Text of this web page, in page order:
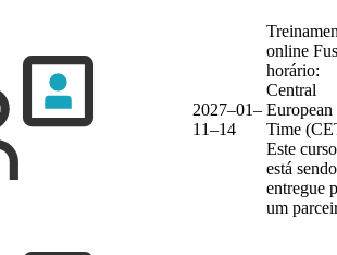
2027–01–
11–14
online
horário:
Central
European
Time
Este curso
está sendo
entregue
um